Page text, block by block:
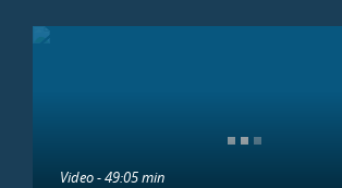
Video - 49:05 min